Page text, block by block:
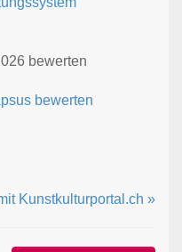
bewerten
bewerten
Kunstkulturportal.ch »